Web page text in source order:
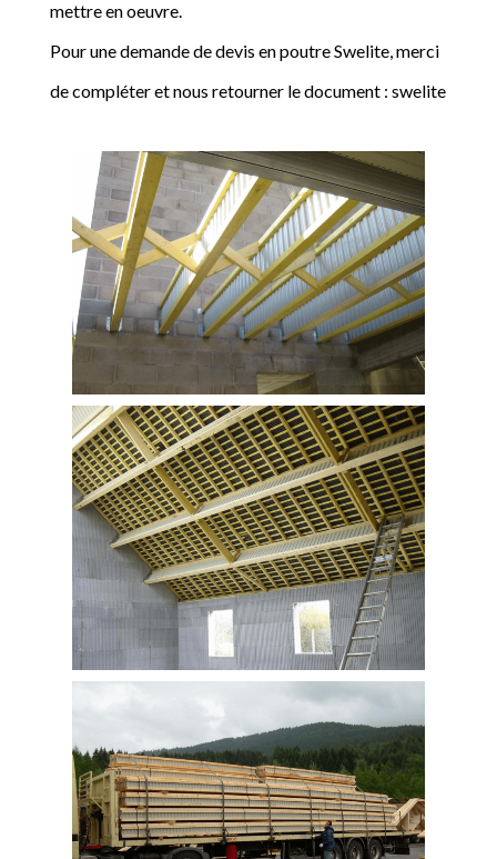
mettre en oeuvre.
Pour une demande de devis en poutre Swelite, merci
de compléter et nous retourner le document : swelite